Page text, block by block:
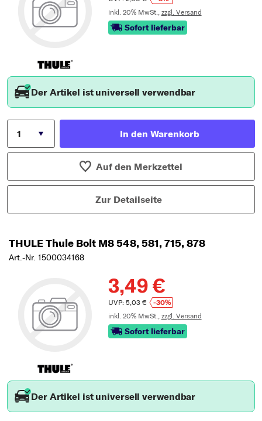
inkl. 20% MwSt., zzgl. Versand
Sofort lieferbar
Der Artikel ist universell verwendbar
In den Warenkorb
Auf den Merkzettel
Zur Detailseite
THULE Thule Bolt M8 548, 581, 715, 878
Art.-Nr. 1500034168
3,49 €
UVP: 5,03 €
-30%
inkl. 20% MwSt., zzgl. Versand
Sofort lieferbar
Der Artikel ist universell verwendbar